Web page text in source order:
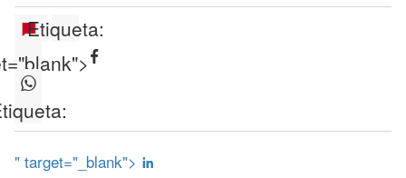
Etiqueta:
" target="_blank">